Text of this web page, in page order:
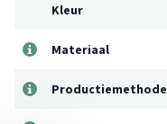
Kleur
Materiaal
Productiemethode